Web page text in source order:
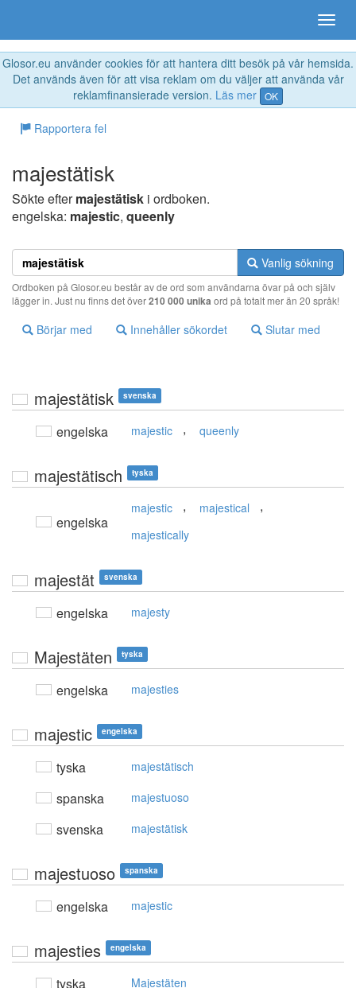
Glosor.eu använder cookies för att hantera ditt besök på vår hemsida.
Det används även för att visa reklam om du väljer att använda vår
reklamfinansierade version. Läs mer OK
Rapportera fel
majestätisk
Sökte eftermajestätisk i ordboken.
engelska: majestic, queenly
Vanlig sökning
Ordboken på Glosor.eu består av de ord som användarna övar på och själv
lägger in. Just nu finns det över210 000 unika ord på totalt mer än 20 språk!
Börjar med Innehåller sökordet Slutar med
majestätisk svenska
engelska majestic , queenly
majestätisch tyska
engelska
majestic , majestical ,
majestically
majestät svenska
engelska majesty
Majestäten tyska
engelska majesties
majestic engelska
tyska majestätisch
spanska majestuoso
svenska majestätisk
majestuoso spanska
engelska majestic
majesties engelska
tyska Majestäten